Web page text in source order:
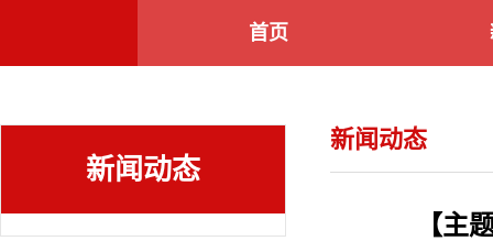
首页
新闻动态
新闻动态
【主